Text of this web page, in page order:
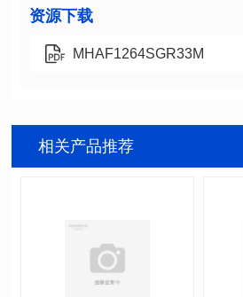
资源下载
MHAF1264SGR33M
相关产品推荐